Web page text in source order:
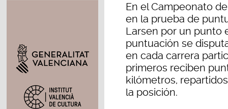
En el Campeonato
en la prueba de
Larsen por un punto
puntuación se
en cada carrera
primeros reciben
kilómetros,
la posición.